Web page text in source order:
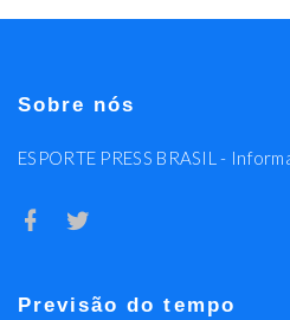
Sobre nós
ESPORTE PRESS BRASIL -
Previsão do tempo